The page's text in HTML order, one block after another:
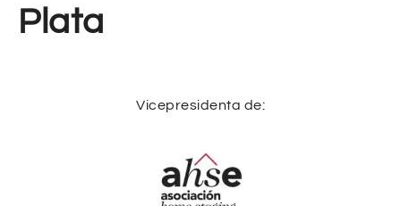
Plata
Vicepresidenta de: